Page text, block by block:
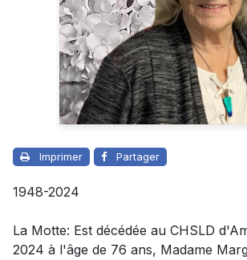
Imprimer Partager
1948-2024
La Motte: Est décédée au CHSLD
2024 à l'âge de 76 ans, Madame